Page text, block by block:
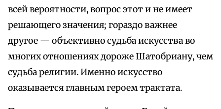
всей вероятности, вопрос этот и не имеет
решающего значения; гораздо важнее
другое — объективно судьба искусства во
многих отношениях дороже Шатобриану, чем
судьба религии. Именно искусство
оказывается главным героем трактата.